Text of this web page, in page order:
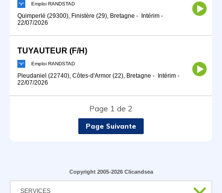
Emploi RANDSTAD
Quimperlé (29300), Finistère (29), Bretagne - Intérim -
22/07/2026
TUYAUTEUR (F/H)
Emploi RANDSTAD
Pleudaniel (22740), Côtes-d'Armor (22), Bretagne - Intérim -
22/07/2026
Page 1 de 2
Page Suivante
Copyright 2005-2026 Clicandsea
SERVICES